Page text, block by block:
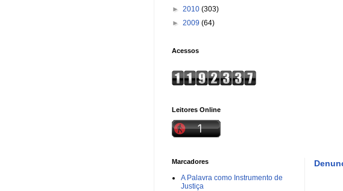
► 2010 (303)
► 2009 (64)
Acessos
Leitores Online
Marcadores
A Palavra como Instrumento de
Justiça